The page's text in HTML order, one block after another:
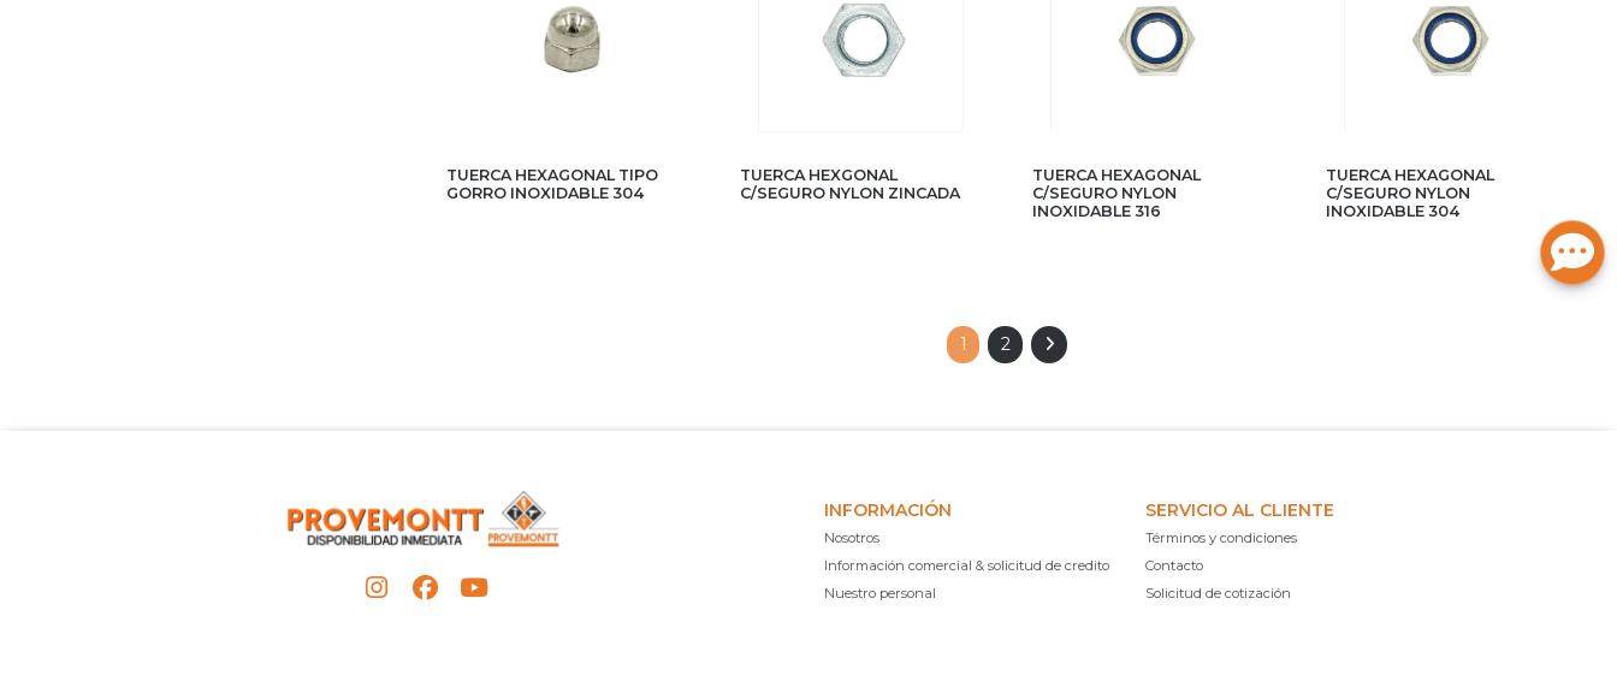
TUERCA HEXAGONAL TIPO
GORRO INOXIDABLE 304
TUERCA HEXGONAL
C/SEGURO NYLON ZINCADA
TUERCA HEXAGONAL
C/SEGURO NYLON
INOXIDABLE 316
TUERCA HEXAGONAL
C/SEGURO NYLON
INOXIDABLE 304
1 2
INFORMACIÓN
Nosotros
Información comercial & solicitud de credito
Nuestro personal
SERVICIO AL CLIENTE
Términos y condiciones
Contacto
Solicitud de cotización